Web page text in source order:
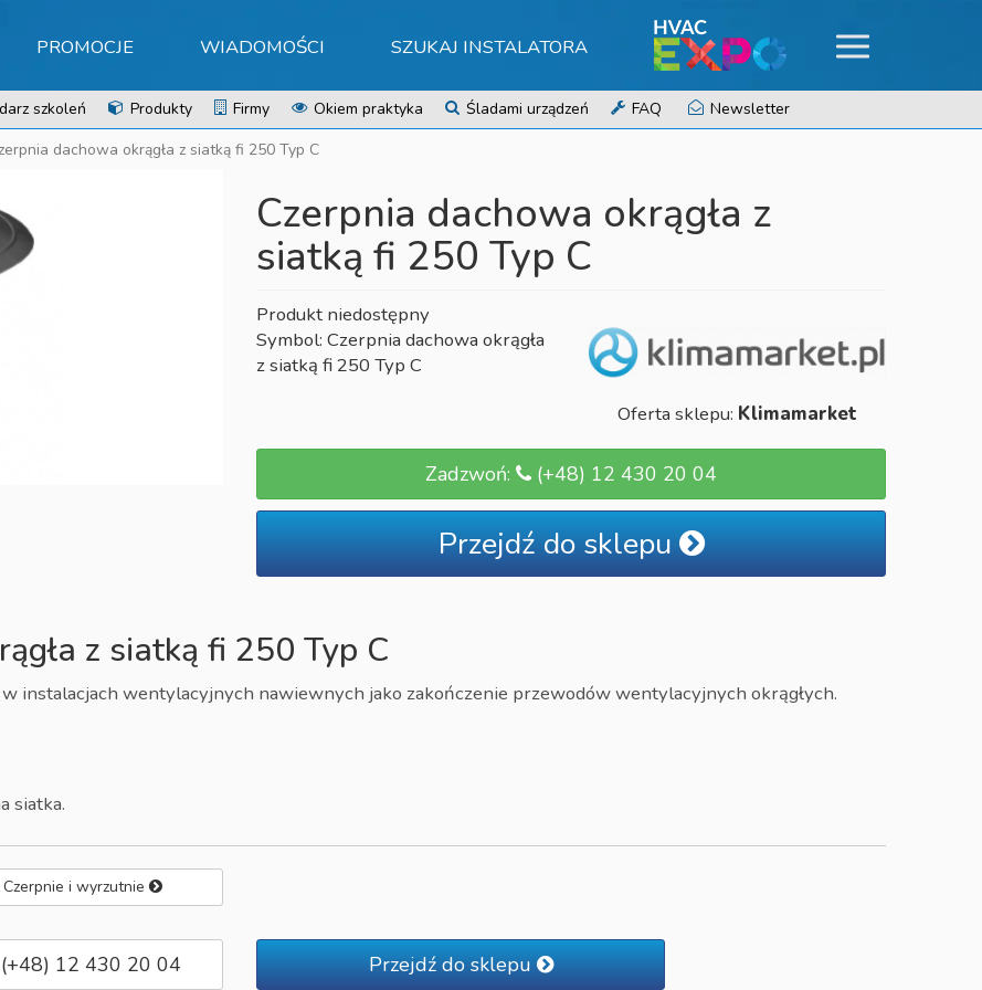
PROMOCJE WIADOMOŚCI SZUKAJ INSTALATORA
szkoleń Produkty Firmy Okiem praktyka Śladami urządzeń FAQ
Newsletter
dachowa okrągła z siatką fi 250 Typ C
Czerpnia dachowa okrągła z
siatką fi 250 Typ C
Produkt niedostępny
Symbol: Czerpnia dachowa okrągła
z siatką fi 250 Typ C
Oferta sklepu: Klimamarket
Zadzwoń: (+48) 12 430 20 04
Przejdź do sklepu
z siatką fi 250 Typ C
instalacjach wentylacyjnych nawiewnych jako zakończenie przewodów wentylacyjnych okrągłych.
siatka.
i wyrzutnie
(+48) 12 430 20 04 Przejdź do sklepu